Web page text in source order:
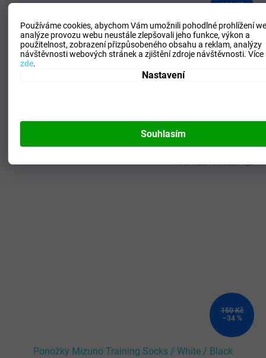
Používáme cookies, abychom Vám umožnili pohodlné prohlížení
analýze provozu webu neustále zlepšovali jeho funkce, výkon a
použitelnost, zobrazení přizpůsobeného obsahu a reklam, analýzy
návštěvnosti webových stránek a zjištění zdroje návštěvnosti.
zde.
Nastavení
Souhlasím
190 Kč
Ponožky Mizuno Handball Socks / Black/White
150 Kč
–34 %
Ponožky Mizuno Training Socks / White / Black
Kód:32EXCX02Z01_L